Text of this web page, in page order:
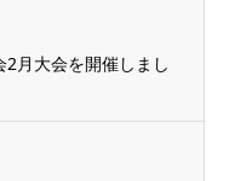
月大会を開催しまし